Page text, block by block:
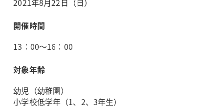
2021年8月22日（日）
開催時間
13：00～16：00
対象年齢
幼児（幼稚園）
小学校低学年（1、2、3年生）